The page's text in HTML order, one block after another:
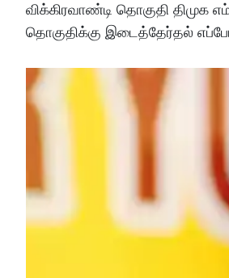
விக்கிரவாண்டி தொகுதி திமுக
தொகுதிக்கு இடைத்தேர்தல்